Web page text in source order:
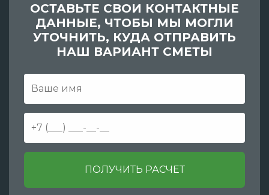
ОСТАВЬТЕ СВОИ КОНТАКТНЫЕ
ДАННЫЕ, ЧТОБЫ МЫ МОГЛИ
УТОЧНИТЬ, КУДА ОТПРАВИТЬ
НАШ ВАРИАНТ СМЕТЫ
ПОЛУЧИТЬ РАСЧЕТ